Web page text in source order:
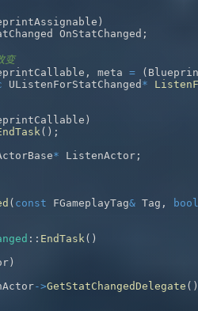
)
OnStatChanged
;
变
, meta = (
UListenForStatChanged *
)
( ) ;
* ListenActor ;
( const FGameplayTag& Tag ,
bool
:: EndTask ( )
)
->GetStatChangedDelegate ( )